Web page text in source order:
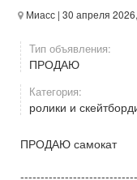
Миасс | 30 апреля
Тип объявления:
ПРОДАЮ
Категория:
ролики и
ПРОДАЮ самокат